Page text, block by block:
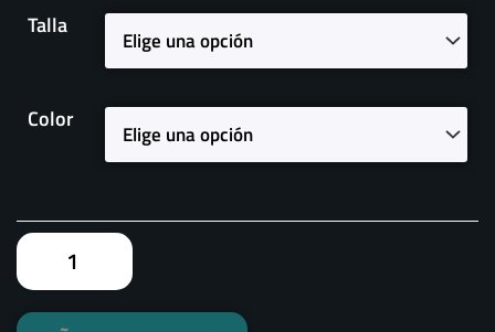
Talla
Color
Camiseta
Rana
Variabilis